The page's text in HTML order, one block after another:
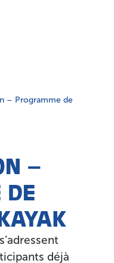
– Programme de
–
DE
déjà